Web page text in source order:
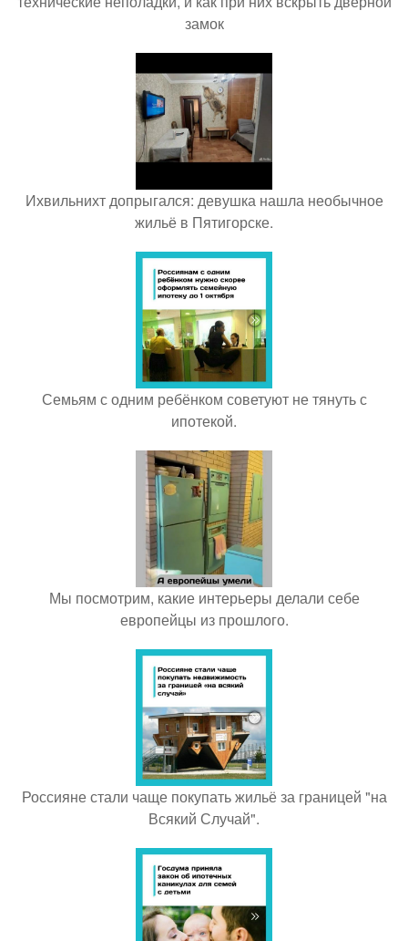
замок
Ихвильнихт допрыгался: девушка нашла необычное
жильё в Пятигорске.
Семьям с одним ребёнком советуют не тянуть с
ипотекой.
Мы посмотрим, какие интерьеры делали себе
европейцы из прошлого.
Россияне стали чаще покупать жильё за границей "на
Всякий Случай".